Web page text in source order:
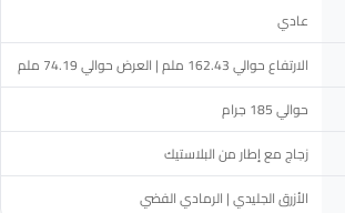
عادي
الارتفاع حوالي 162.43 ملم | العرض حوالي 74.19 ملم
حوالي 185 جرام
زجاج مع إطار من البلاستيك
الأزرق الجليدي | الرمادي الفضي